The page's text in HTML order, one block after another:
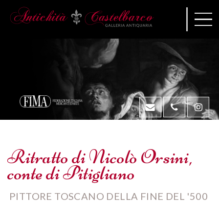
Ritratto di Nicolò Orsini,
conte di Pitigliano
PITTORE TOSCANO DELLA FINE DEL '500